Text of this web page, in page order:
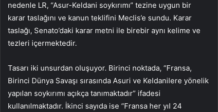
nedenle LR, “Asur-Keldani soykırımı” tezine uygun bir
karar taslağını ve kanun teklifini Meclis’e sundu. Karar
taslağı, Senato’daki karar metni ile birebir aynı kelime ve
tezleri içermektedir.
Tasarı iki unsurdan oluşuyor. Birinci noktada, “Fransa,
Birinci Dünya Savaşı sırasında Asuri ve Keldanilere yönelik
yapılan soykırımı açıkça tanımaktadır” ifadesi
kullanılmaktadır. İkinci sayıda ise “Fransa her yıl 24